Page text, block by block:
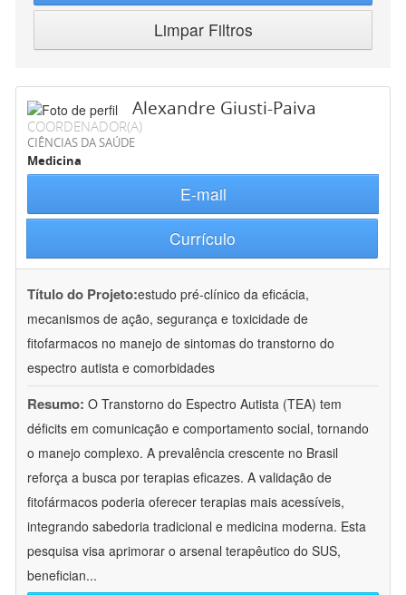
Limpar Filtros
Alexandre Giusti-Paiva
COORDENADOR(A)
CIÊNCIAS DA SAÚDE
Medicina
E-mail
Currículo
Título do Projeto:estudo pré-clínico da eficácia,
mecanismos de ação, segurança e toxicidade de
fitofarmacos no manejo de sintomas do transtorno do
espectro autista e comorbidades
Resumo: O Transtorno do Espectro Autista (TEA) tem
déficits em comunicação e comportamento social, tornando
o manejo complexo. A prevalência crescente no Brasil
reforça a busca por terapias eficazes. A validação de
fitofármacos poderia oferecer terapias mais acessíveis,
integrando sabedoria tradicional e medicina moderna. Esta
pesquisa visa aprimorar o arsenal terapêutico do SUS,
benefician...